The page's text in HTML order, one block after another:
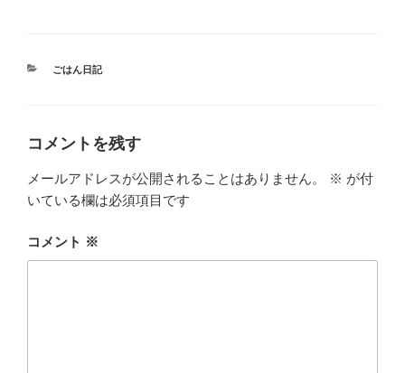
カ
ごはん日記
コメントを残す
メールアドレスが公開されることはありません。 ※ が付
いている欄は必須項目です
コメント ※